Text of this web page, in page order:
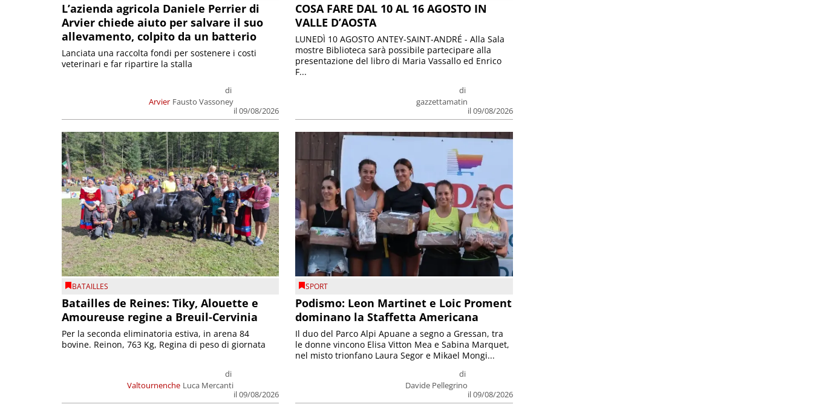
L’azienda agricola Daniele Perrier di
Arvier chiede aiuto per salvare il suo
allevamento, colpito da un batterio
Arvier
di
Fausto Vassoney
il 09/08/2026
Lanciata una raccolta fondi per sostenere i costi
veterinari e far ripartire la stalla
COSA FARE DAL 10 AL 16 AGOSTO IN
VALLE D’AOSTA
di
gazzettamatin
il 09/08/2026
LUNEDÌ 10 AGOSTO ANTEY-SAINT-ANDRÉ - Alla Sala
mostre Biblioteca sarà possibile partecipare alla
presentazione del libro di Maria Vassallo ed Enrico
F...
BATAILLES
Batailles de Reines: Tiky, Alouette e
Amoureuse regine a Breuil-Cervinia
Valtournenche
di
Luca Mercanti
il 09/08/2026
Per la seconda eliminatoria estiva, in arena 84
bovine. Reinon, 763 Kg, Regina di peso di giornata
SPORT
Podismo: Leon Martinet e Loic Proment
dominano la Staffetta Americana
di
Davide Pellegrino
il 09/08/2026
Il duo del Parco Alpi Apuane a segno a Gressan, tra
le donne vincono Elisa Vitton Mea e Sabina Marquet,
nel misto trionfano Laura Segor e Mikael Mongi...